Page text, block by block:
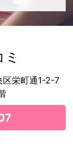
栄町通1-2-7